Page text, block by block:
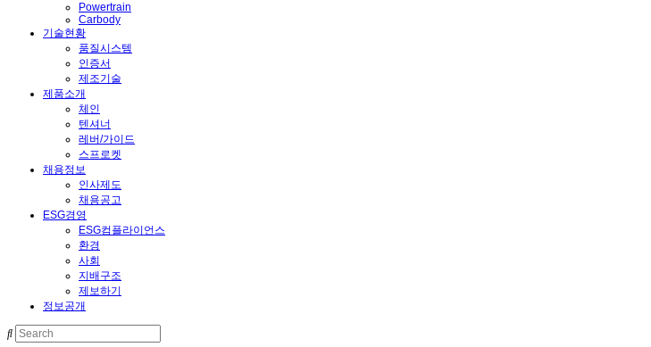
Powertrain
Carbody
기술현황
품질시스템
인증서
제조기술
제품소개
체인
텐셔너
레버/가이드
스프로켓
채용정보
인사제도
채용공고
ESG경영
ESG컴플라이언스
환경
사회
지배구조
제보하기
정보공개